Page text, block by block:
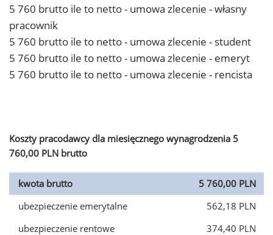
5 760 brutto ile to netto - umowa zlecenie - własny
pracownik
5 760 brutto ile to netto - umowa zlecenie - student
5 760 brutto ile to netto - umowa zlecenie - emeryt
5 760 brutto ile to netto - umowa zlecenie - rencista
Koszty pracodawcy dla miesięcznego wynagrodzenia 5
760,00 PLN brutto
kwota brutto
5 760,00 PLN
ubezpieczenie emerytalne
562,18 PLN
ubezpieczenie rentowe
374,40 PLN